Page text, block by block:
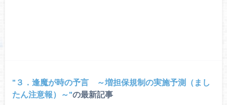
３．逢魔が時の予言 ～増担保規制の実施予測（まし
たん注意報）～ の最新記事